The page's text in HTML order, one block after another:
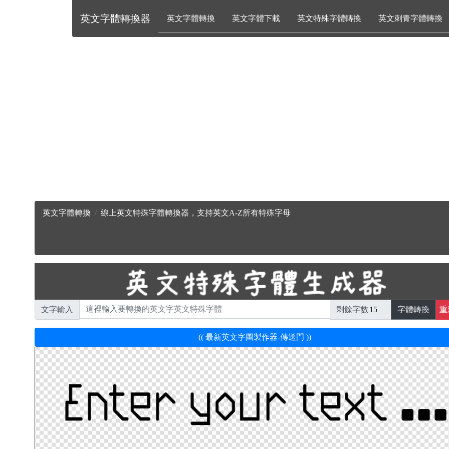
英文字體轉換器 英文字體轉換 英文字體下載 英文特殊字體轉換 英文刺青字體轉換
英文字體轉換 線上英文特殊字體轉換器，支持英文A-Z所有特殊字母
文字輸入 剩餘字數 字體轉換 重
(( 最新英文字圖製作器-傳送門 ))